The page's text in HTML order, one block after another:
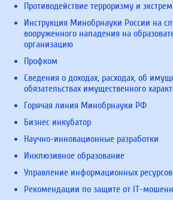
Противодействие терроризму и
Инструкция Минобрнауки России на
вооруженного нападения на
организацию
Профком
Сведения о доходах, расходах, об
обязательствах имущественного
Горячая линия Минобрнауки РФ
Бизнес инкубатор
Научно-инновационные разработки
Инклюзивное образование
Управление информационных ресурсов
Рекомендации по защите от IT-